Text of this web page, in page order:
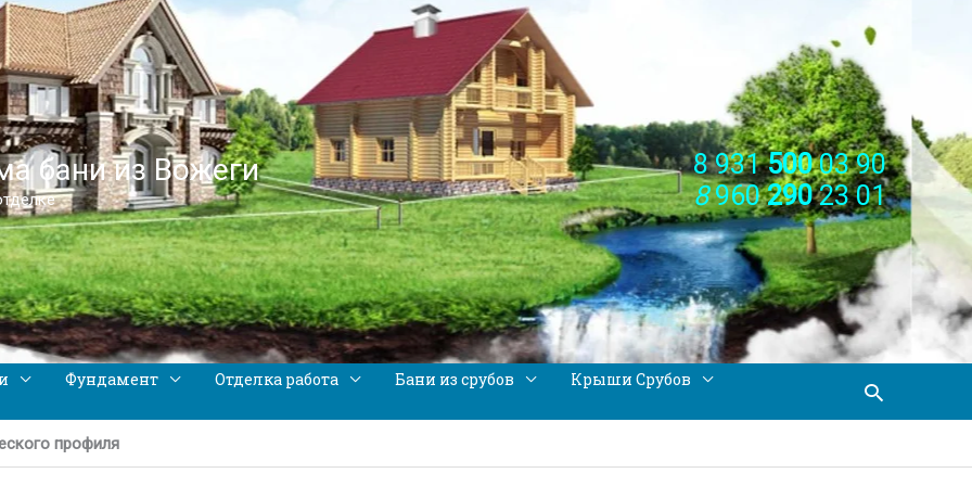
бани из Вожеги 8 93150003 90
896029023 01
Фундамент Отделка работа Бани из срубов
Крыши Срубов
Поиск
профиля